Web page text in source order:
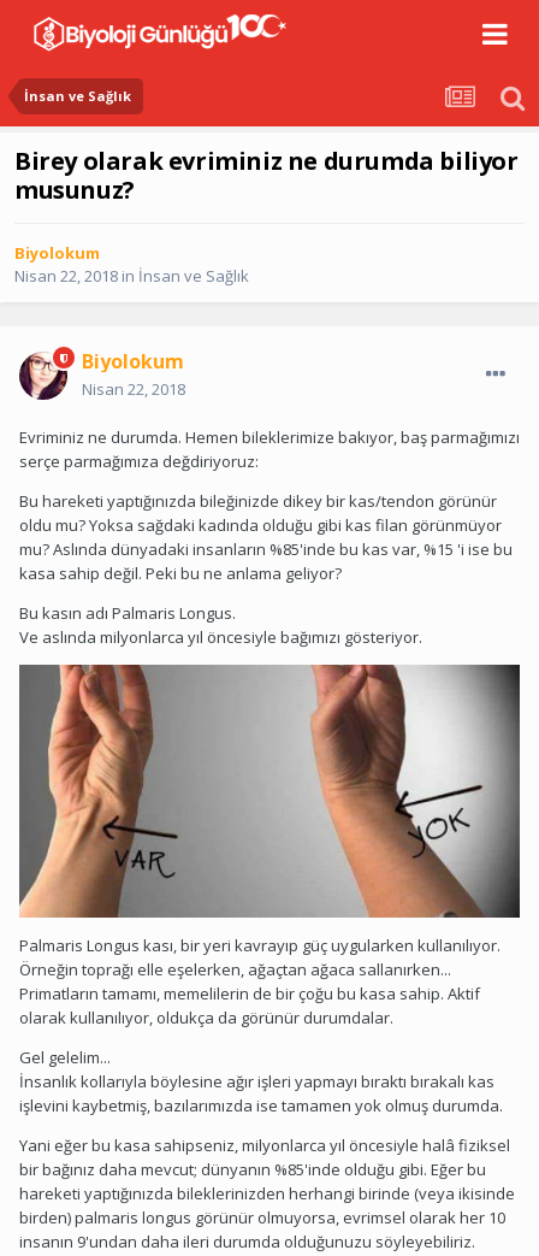
İnsan ve Sağlık
Birey olarak evriminiz ne durumda biliyor
musunuz?
Biyolokum
Nisan 22, 2018 in İnsan ve Sağlık
Biyolokum
Nisan 22, 2018
Evriminiz ne durumda. Hemen bileklerimize bakıyor, baş parmağımızı
serçe parmağımıza değdiriyoruz:
Bu hareketi yaptığınızda bileğinizde dikey bir kas/tendon görünür
oldu mu? Yoksa sağdaki kadında olduğu gibi kas filan görünmüyor
mu? Aslında dünyadaki insanların %85'inde bu kas var, %15 'i ise bu
kasa sahip değil. Peki bu ne anlama geliyor?
Bu kasın adı Palmaris Longus.
Ve aslında milyonlarca yıl öncesiyle bağımızı gösteriyor.
Palmaris Longus kası, bir yeri kavrayıp güç uygularken kullanılıyor.
Örneğin toprağı elle eşelerken, ağaçtan ağaca sallanırken...
Primatların tamamı, memelilerin de bir çoğu bu kasa sahip. Aktif
olarak kullanılıyor, oldukça da görünür durumdalar.
Gel gelelim...
İnsanlık kollarıyla böylesine ağır işleri yapmayı bıraktı bırakalı kas
işlevini kaybetmiş, bazılarımızda ise tamamen yok olmuş durumda.
Yani eğer bu kasa sahipseniz, milyonlarca yıl öncesiyle halâ fiziksel
bir bağınız daha mevcut; dünyanın %85'inde olduğu gibi. Eğer bu
hareketi yaptığınızda bileklerinizden herhangi birinde (veya ikisinde
birden) palmaris longus görünür olmuyorsa, evrimsel olarak her 10
insanın 9'undan daha ileri durumda olduğunuzu söyleyebiliriz.